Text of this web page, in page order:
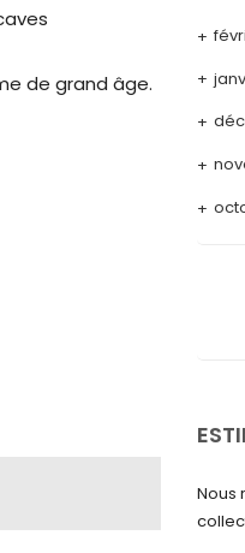
de grand âge.
Nous